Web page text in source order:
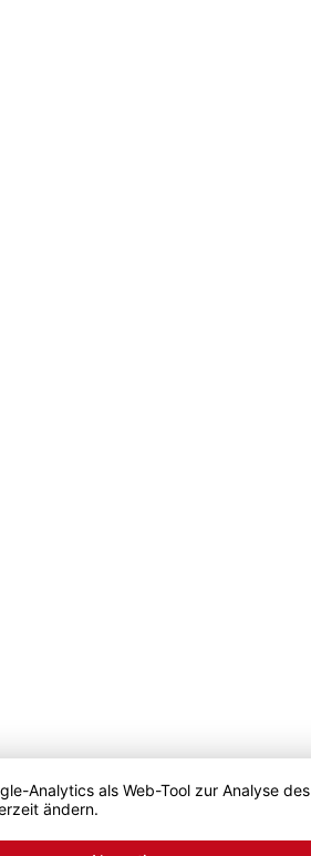
Analytics als Web-Tool zur Analyse
ändern.